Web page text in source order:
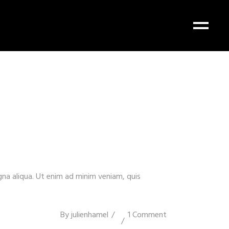
aliqua. Ut enim ad minim veniam, quis
Byjulienhamel 1 Comment